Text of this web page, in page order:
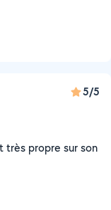
5/5
très propre sur son